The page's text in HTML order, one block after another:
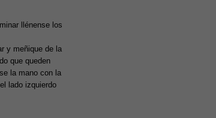
llénense los
y meñique de la
que queden
la mano con la
lado izquierdo